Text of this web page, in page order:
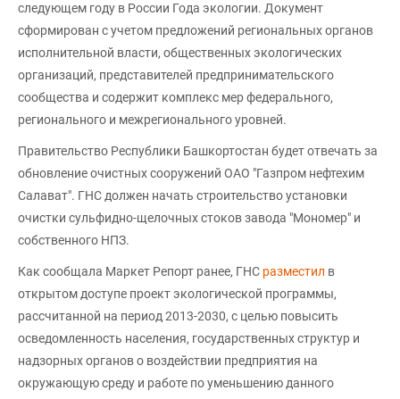
следующем году в России Года экологии. Документ
сформирован с учетом предложений региональных органов
исполнительной власти, общественных экологических
организаций, представителей предпринимательского
сообщества и содержит комплекс мер федерального,
регионального и межрегионального уровней.
Правительство Республики Башкортостан будет отвечать за
обновление очистных сооружений ОАО "Газпром нефтехим
Салават". ГНС должен начать строительство установки
очистки сульфидно-щелочных стоков завода "Мономер" и
собственного НПЗ.
Как сообщала Маркет Репорт ранее, ГНС разместил в
открытом доступе проект экологической программы,
рассчитанной на период 2013-2030, с целью повысить
осведомленность населения, государственных структур и
надзорных органов о воздействии предприятия на
окружающую среду и работе по уменьшению данного